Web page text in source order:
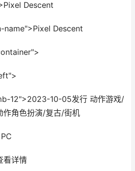
Descent
Descent
12">2023-10-05发行 动作游戏/
作角色扮演/复古/街机
看详情